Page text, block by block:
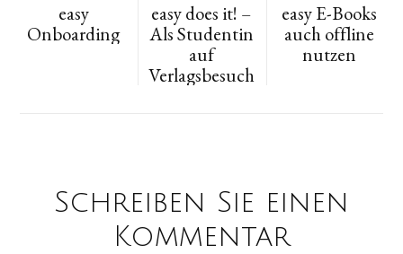
easy
Onboarding
easy does it! –
Als Studentin
auf
Verlagsbesuch
easy E-Books
auch offline
nutzen
Schreiben Sie einen
Kommentar